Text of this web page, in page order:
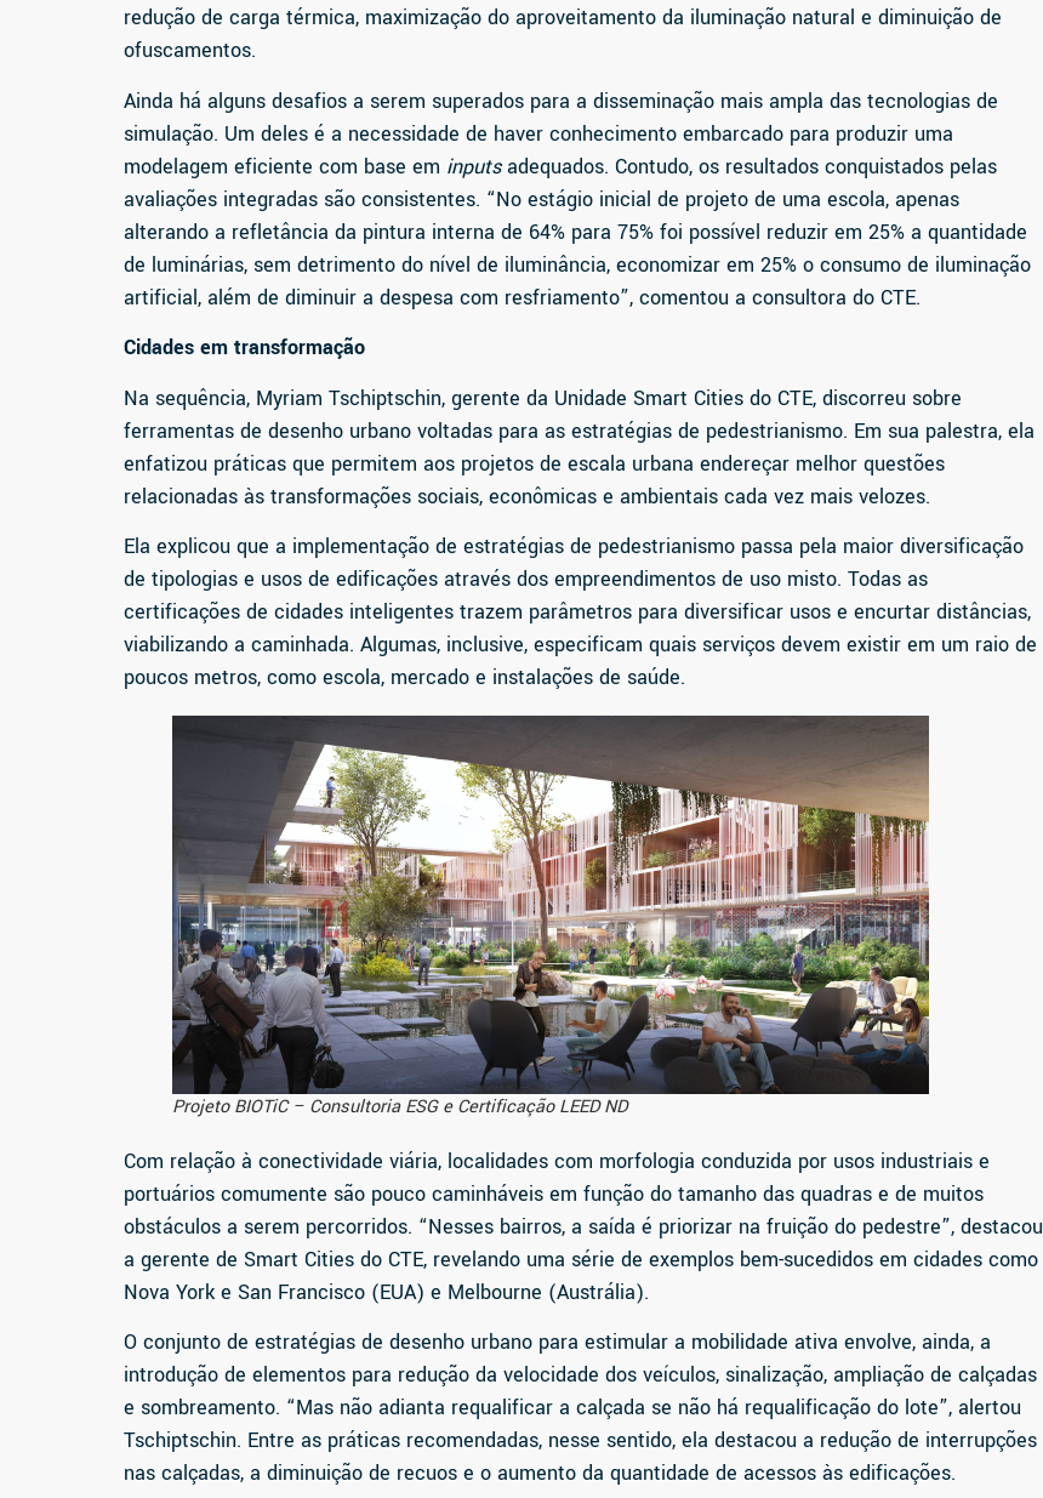
redução de carga térmica, maximização do aproveitamento da iluminação natural e diminuição de
ofuscamentos.
Ainda há alguns desafios a serem superados para a disseminação mais ampla das tecnologias de
simulação. Um deles é a necessidade de haver conhecimento embarcado para produzir uma
modelagem eficiente com base em inputsadequados. Contudo, os resultados conquistados pelas
avaliações integradas são consistentes. “No estágio inicial de projeto de uma escola, apenas
alterando a refletância da pintura interna de 64% para 75% foi possível reduzir em 25% a quantidade
de luminárias, sem detrimento do nível de iluminância, economizar em 25% o consumo de iluminação
artificial, além de diminuir a despesa com resfriamento”, comentou a consultora do CTE.
Cidades em transformação
Na sequência, Myriam Tschiptschin, gerente da Unidade Smart Cities do CTE, discorreu sobre
ferramentas de desenho urbano voltadas para as estratégias de pedestrianismo. Em sua palestra, ela
enfatizou práticas que permitem aos projetos de escala urbana endereçar melhor questões
relacionadas às transformações sociais, econômicas e ambientais cada vez mais velozes.
Ela explicou que a implementação de estratégias de pedestrianismo passa pela maior diversificação
de tipologias e usos de edificações através dos empreendimentos de uso misto. Todas as
certificações de cidades inteligentes trazem parâmetros para diversificar usos e encurtar distâncias,
viabilizando a caminhada. Algumas, inclusive, especificam quais serviços devem existir em um raio de
poucos metros, como escola, mercado e instalações de saúde.
Projeto BIOTiC – Consultoria ESG e Certificação LEED ND​
Com relação à conectividade viária, localidades com morfologia conduzida por usos industriais e
portuários comumente são pouco caminháveis em função do tamanho das quadras e de muitos
obstáculos a serem percorridos. “Nesses bairros, a saída é priorizar na fruição do pedestre”, destacou
a gerente de Smart Cities do CTE, revelando uma série de exemplos bem-sucedidos em cidades como
Nova York e San Francisco (EUA) e Melbourne (Austrália).
O conjunto de estratégias de desenho urbano para estimular a mobilidade ativa envolve, ainda, a
introdução de elementos para redução da velocidade dos veículos, sinalização, ampliação de calçadas
e sombreamento. “Mas não adianta requalificar a calçada se não há requalificação do lote”, alertou
Tschiptschin. Entre as práticas recomendadas, nesse sentido, ela destacou a redução de interrupções
nas calçadas, a diminuição de recuos e o aumento da quantidade de acessos às edificações.